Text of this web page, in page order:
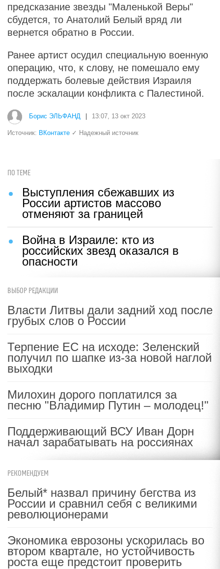
предсказание звезды "Маленькой Веры"
сбудется, то Анатолий Белый вряд ли
вернется обратно в России.
Ранее артист осудил специальную военную
операцию, что, к слову, не помешало ему
поддержать болевые действия Израиля
после эскалации конфликта с Палестиной.
Борис ЭЛЬФАНД 13:07, 13 окт 2023
Источник: ВКонтакте ✓ Надежный источник
ПО ТЕМЕ
Выступления сбежавших из
России артистов массово
отменяют за границей
Война в Израиле: кто из
российских звезд оказался в
опасности
ВЫБОР РЕДАКЦИИ
Власти Литвы дали задний ход после
грубых слов о России
Терпение ЕС на исходе: Зеленский
получил по шапке из-за новой наглой
выходки
Милохин дорого поплатился за
песню "Владимир Путин – молодец!"
Поддерживающий ВСУ Иван Дорн
начал зарабатывать на россиянах
РЕКОМЕНДУЕМ
Белый* назвал причину бегства из
России и сравнил себя с великими
революционерами
Экономика еврозоны ускорилась во
втором квартале, но устойчивость
роста еще предстоит проверить